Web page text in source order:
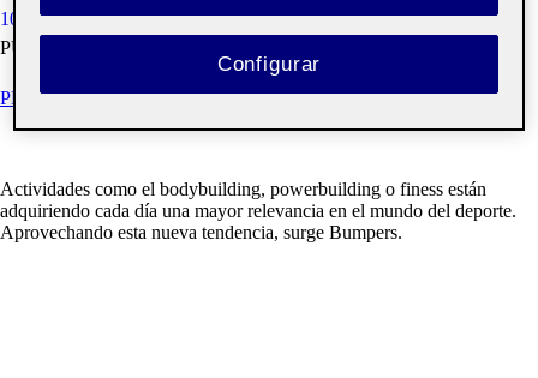
10 JUNIO, 2020ALBA MUÑOZ GARCÍA VISIBILIDAD:
PÚBLICA
PEC 3.3. DESARROLLO DE LAS APLICACIONES BÁSICAS
Actividades como el bodybuilding, powerbuilding o finess están
adquiriendo cada día una mayor relevancia en el mundo del deporte.
Aprovechando esta nueva tendencia, surge Bumpers.
Configurar